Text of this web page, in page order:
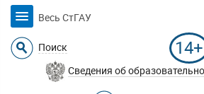
Весь СтГАУ
Поиск 14+
Сведения об